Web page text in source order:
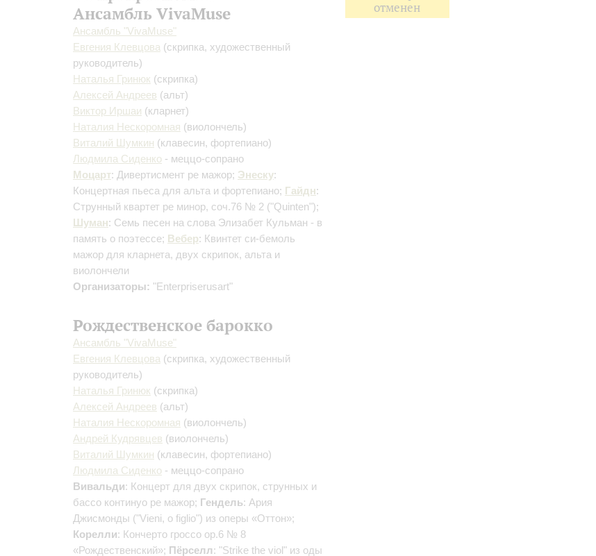
Ансамбль VivaMuse
Ансамбль "VivaMusе"
Евгения Клевцова (скрипка, художественный
руководитель)
Наталья Гринюк (скрипка)
Алексей Андреев (альт)
Виктор Иршаи (кларнет)
Наталия Нескоромная (виолончель)
Виталий Шумкин (клавесин, фортепиано)
Людмила Сиденко - меццо-сопрано
Моцарт: Дивертисмент ре мажор; Энеску:
Концертная пьеса для альта и фортепиано; Гайдн:
Струнный квартет pе минор, соч.76 № 2 ("Quinten");
Шуман: Семь песен на слова Элизабет Кульман - в
память о поэтессе; Вебер: Квинтет си-бемоль
мажор для кларнета, двух скрипок, альта и
виолончели
Организаторы: "Enterpriserusart"
отменен
Рождественское барокко
Ансамбль "VivaMusе"
Евгения Клевцова (скрипка, художественный
руководитель)
Наталья Гринюк (скрипка)
Алексей Андреев (альт)
Наталия Нескоромная (виолончель)
Андрей Кудрявцев (виолончель)
Виталий Шумкин (клавесин, фортепиано)
Людмила Сиденко - меццо-сопрано
Вивальди: Концерт для двух скрипок, струнных и
бассо континуо ре мажор; Гендель: Ария
Джисмонды ("Vieni, o figlio") из оперы «Оттон»;
Корелли: Кончерто гроссо op.6 № 8
«Рождественский»; Пёрселл: "Strike the viol" из оды